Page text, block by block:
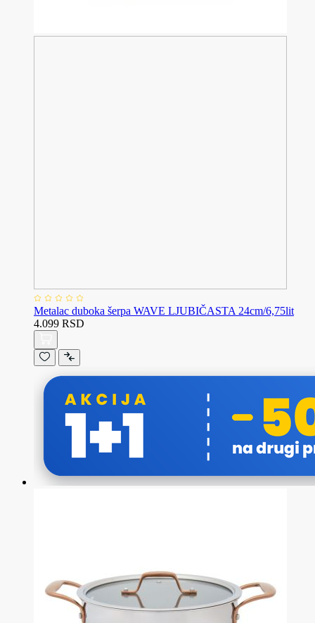
Metalac duboka šerpa WAVE LJUBIČASTA 24cm/6,75lit
4.099 RSD